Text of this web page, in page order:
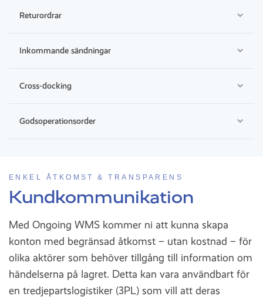
Returordrar
Inkommande sändningar
Cross-docking
Godsoperationsorder
ENKEL ÅTKOMST & TRANSPARENS
Kundkommunikation
Med Ongoing WMS kommer ni att kunna skapa
konton med begränsad åtkomst – utan kostnad – för
olika aktörer som behöver tillgång till information om
händelserna på lagret. Detta kan vara användbart för
en tredjepartslogistiker (3PL) som vill att deras